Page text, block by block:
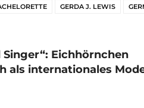
GERDA J. LEWIS
Singer“: Eichhörnchen
als internationales